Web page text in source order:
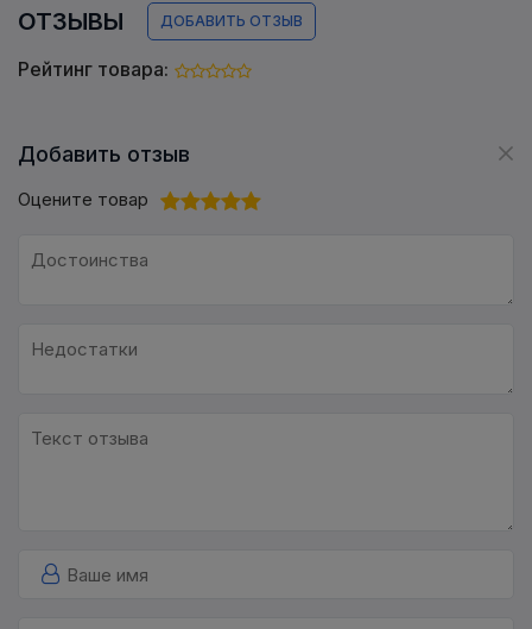
ОТЗЫВЫ ДОБАВИТЬ ОТЗЫВ
Рейтинг товара:
Добавить отзыв
Оцените товар